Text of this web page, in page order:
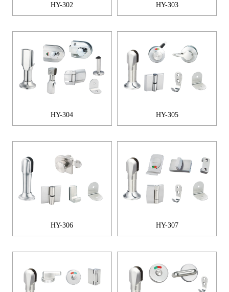
HY-302 HY-303
HY-304 HY-305
HY-306 HY-307